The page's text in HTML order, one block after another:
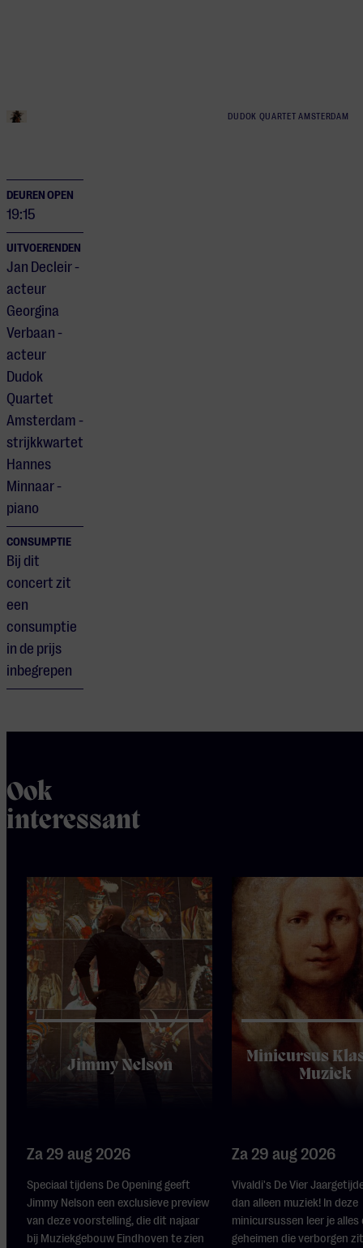
DUDOK QUARTET AMSTERDAM
DEUREN OPEN
19:15
UITVOERENDEN
Jan Decleir -
acteur
Georgina
Verbaan -
acteur
Dudok
Quartet
Amsterdam -
strijkkwartet
Hannes
Minnaar -
piano
CONSUMPTIE
Bij dit
concert zit
een
consumptie
in de prijs
inbegrepen
Ook
interessant
Jimmy Nelson
Za 29 aug 2026
Speciaal tijdens De Opening geeft
Jimmy Nelson een exclusieve preview
van deze voorstelling, die dit najaar
bij Muziekgebouw Eindhoven te zien
Minicursus
Muziek
Za 29 aug 2026
Vivaldi's De Vier
dan alleen muziek! In deze
minicursussen leer je alles
geheimen die verborgen